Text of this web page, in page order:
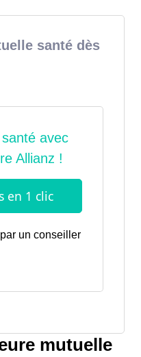
santé dès
un conseiller
mutuelle